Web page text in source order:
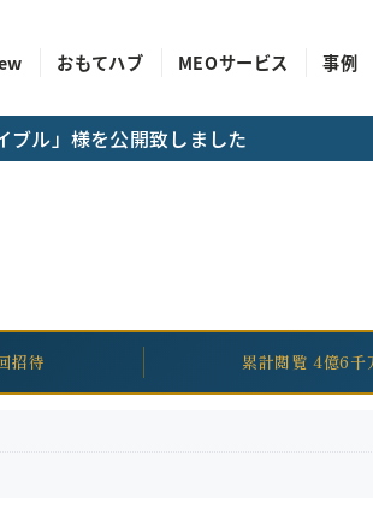
おもてハブ MEOサービス 事例
ル」様を公開致しました
招待 累計閲覧 4億6千